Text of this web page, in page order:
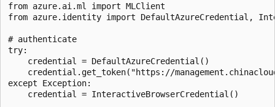
from azure.ai.ml import MLClient
from azure.identity import DefaultAzureCredential,
# authenticate
try:
    credential = DefaultAzureCredential()
credential.get_token("https://
except Exception:
    credential = InteractiveBrowserCredential()